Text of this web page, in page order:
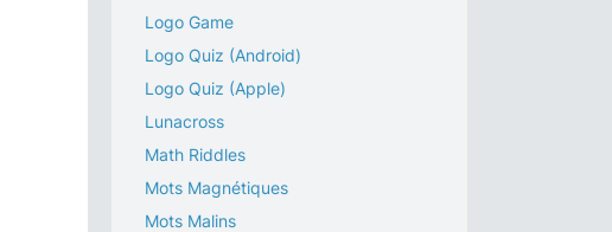
Logo Game
Logo Quiz (Android)
Logo Quiz (Apple)
Lunacross
Math Riddles
Mots Magnétiques
Mots Malins